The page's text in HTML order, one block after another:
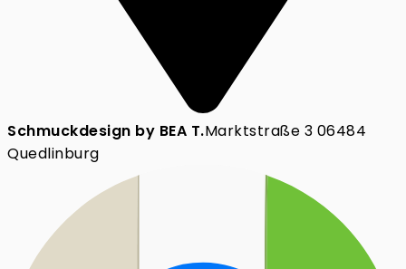
Schmuckdesign by BEA T.Marktstraße 3 06484
Quedlinburg